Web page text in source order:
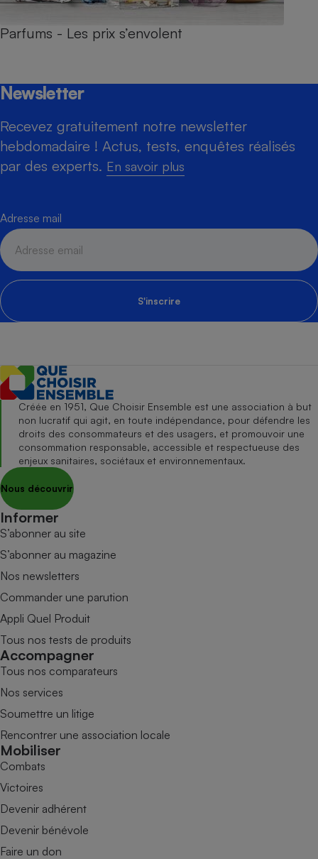
Parfums - Les prix s’envolent
Newsletter
Recevez gratuitement notre newsletter
hebdomadaire ! Actus, tests, enquêtes réalisés
par des experts. En savoir plus
Adresse mail
S'inscrire
Créée en 1951, Que Choisir Ensemble est une association à but
non lucratif qui agit, en toute indépendance, pour défendre les
droits des consommateurs et des usagers, et promouvoir une
consommation responsable, accessible et respectueuse des
enjeux sanitaires, sociétaux et environnementaux.
Nous découvrir
Informer
S’abonner au site
S’abonner au magazine
Nos newsletters
Commander une parution
Appli Quel Produit
Tous nos tests de produits
Accompagner
Tous nos comparateurs
Nos services
Soumettre un litige
Rencontrer une association locale
Mobiliser
Combats
Victoires
Devenir adhérent
Devenir bénévole
Faire un don